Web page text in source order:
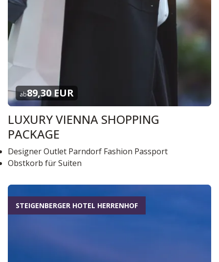
ab89,30 EUR
LUXURY VIENNA SHOPPING
PACKAGE
Designer Outlet Parndorf Fashion Passport
Obstkorb für Suiten
STEIGENBERGER HOTEL HERRENHOF